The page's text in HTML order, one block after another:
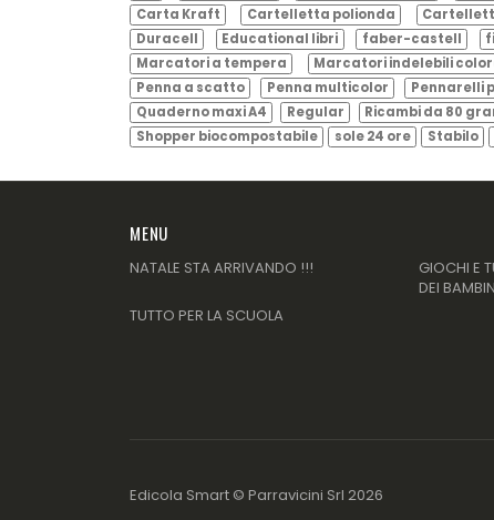
Carta Kraft
Cartelletta polionda
Duracell
Educational libri faber-castell
Marcatori a tempera
Marcatori indelebili
Penna a scatto
Penna multicolor Pennarelli
Quaderno maxi A4
Regular Ricambi da 80
Shopper biocompostabile
sole 24 ore Stabilo
MENU
NATALE STA ARRIVANDO !!!
GIOCHI E
DEI
TUTTO PER LA SCUOLA
Edicola Smart © Parravicini Srl 2026